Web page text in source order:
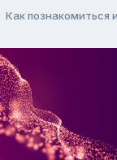
Как познакомиться